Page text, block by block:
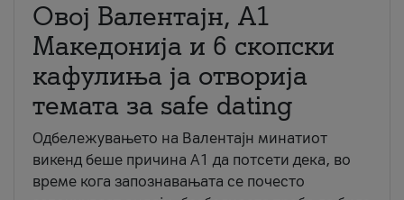
Овој Валентајн, A1
Македонија и 6 скопски
кафулиња ја отворија
темата за safe dating
Одбележувањето на Валентајн минатиот
викенд беше причина А1 да потсети дека, во
време кога запознавањата се почесто